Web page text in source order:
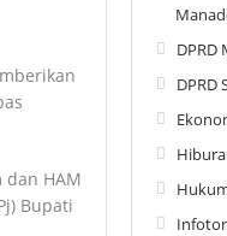
HAM
Bupati
DPRD
DPRD